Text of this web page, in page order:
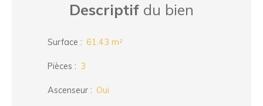
Descriptif du bien
Surface : 61.43 m²
Pièces : 3
Ascenseur : Oui